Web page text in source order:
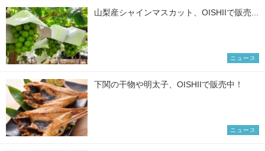
山梨産シャインマスカット、OISHIIで販売...
ニュース
下関の干物や明太子、OISHIIで販売中！
ニュース